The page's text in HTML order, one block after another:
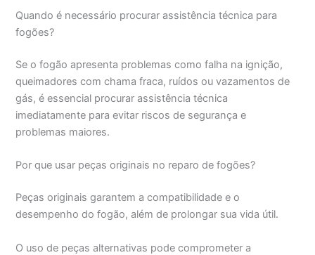
Quando é necessário procurar assistência técnica para
fogões?
Se o fogão apresenta problemas como falha na ignição,
queimadores com chama fraca, ruídos ou vazamentos de
gás, é essencial procurar assistência técnica
imediatamente para evitar riscos de segurança e
problemas maiores.
Por que usar peças originais no reparo de fogões?
Peças originais garantem a compatibilidade e o
desempenho do fogão, além de prolongar sua vida útil.
O uso de peças alternativas pode comprometer a